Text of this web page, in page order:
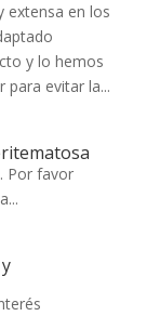
extensa en los
y lo hemos
evitar la...
Por favor